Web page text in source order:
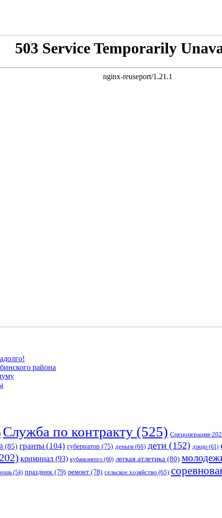
района
Служба по контракту (525) Спецоперация-
(85) гранты (104) губернатор (75) деньги (66) дети (152) дзюдо (61)
криминал (93) кубаньэнерго (60) легкая атлетика (80)
(54) праздник (79) ремонт (78) сельское хозяйство (65)